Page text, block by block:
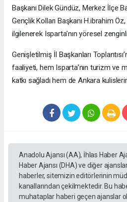
Başkanı Dilek Gündüz, Merkez İlçe
Gençlik Kolları Başkanı H.ibrahim
ilgilenerek Isparta’nın yöresel
​Genişletilmiş İl Başkanları
faaliyeti, hem Isparta’nın turizm ve
katkı sağladı hem de Ankara
Anadolu Ajansı (AA), İhlas Haber
Haber Ajansı (DHA) ve diğer
haberler, sitemizin editörlerinin
kanallarından çekilmektedir. Bu
muhataplar haberi geçen ajanslar